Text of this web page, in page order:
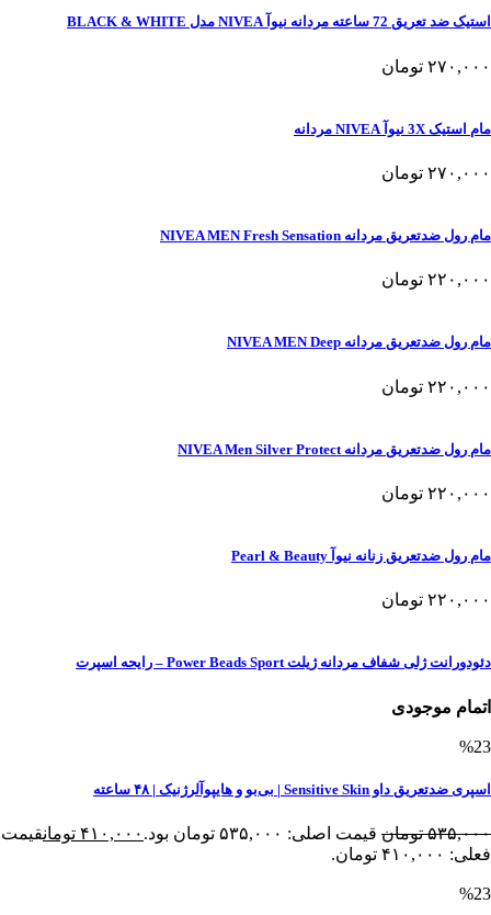
استیک ضد تعریق 72 ساعته مردانه نیوآ NIVEA مدل BLACK & WHITE
۲۷۰,۰۰۰ تومان
مام استیک 3X نیوآ NIVEA مردانه
۲۷۰,۰۰۰ تومان
مام رول ضدتعریق مردانه NIVEA MEN Fresh Sensation
۲۲۰,۰۰۰ تومان
مام رول ضدتعریق مردانه NIVEA MEN Deep
۲۲۰,۰۰۰ تومان
مام رول ضدتعریق مردانه NIVEA Men Silver Protect
۲۲۰,۰۰۰ تومان
مام رول ضدتعریق زنانه نیوآ Pearl & Beauty
۲۲۰,۰۰۰ تومان
دئودورانت ژلی شفاف مردانه ژیلت Power Beads Sport – رایحه اسپرت
اتمام موجودی
%23
اسپری ضدتعریق داو Sensitive Skin | بی‌بو و هایپوآلرژنیک | ۴۸ ساعته
۵۳۵,۰۰۰ تومان قیمت اصلی: ۵۳۵,۰۰۰ تومان بود. ۴۱۰,۰۰۰ تومانقیمت
فعلی: ۴۱۰,۰۰۰ تومان.
%23